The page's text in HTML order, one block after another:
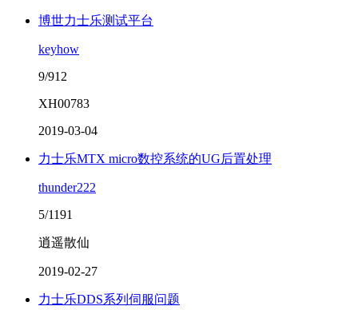
博世力士乐测试平台
keyhow
9/912
XH00783
2019-03-04
力士乐MTX micro数控系统的UG后置处理
thunder222
5/1191
逍遥散仙
2019-02-27
力士乐DDS系列伺服问题